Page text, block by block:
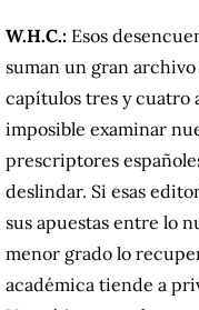
W.H.C.: Esos
suman un gran
capítulos tres y cuatro
imposible examinar
prescriptores
deslindar. Si esas
sus apuestas entre lo
menor grado lo
académica tiende a